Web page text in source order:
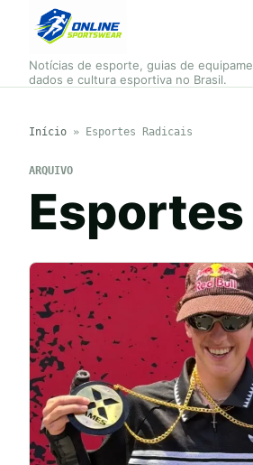
Notícias de esporte, guias de
dados e cultura esportiva no Brasil.
Início » Esportes Radicais
ARQUIVO